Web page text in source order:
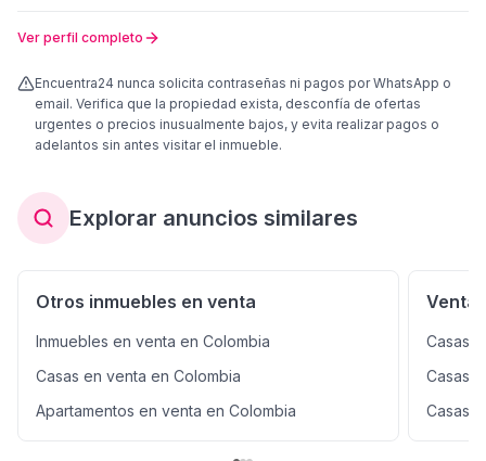
Ver perfil completo
Encuentra24 nunca solicita contraseñas ni pagos por WhatsApp o
email. Verifica que la propiedad exista, desconfía de ofertas
urgentes o precios inusualmente bajos, y evita realizar pagos o
adelantos sin antes visitar el inmueble.
Explorar anuncios similares
Otros inmuebles en venta
Inmuebles en venta en Colombia
Casas en venta en Colombia
Apartamentos en venta en Colombia
Venta
Casas
Casas
Casas